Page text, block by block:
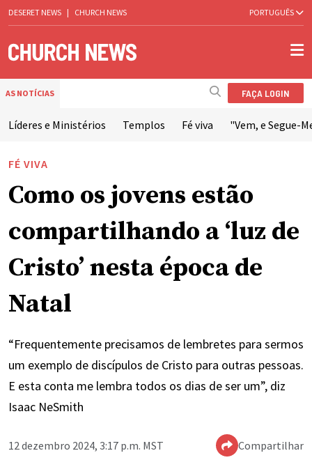
DESERET NEWS | CHURCH NEWS PORTUGUÊS
AS NOTÍCIAS FAÇA LOGIN
Líderes e Ministérios Templos Fé viva "Vem, e Segue-
FÉ VIVA
Como os jovens estão
compartilhando a ‘luz de
Cristo’ nesta época de
Natal
“Frequentemente precisamos de lembretes para sermos
um exemplo de discípulos de Cristo para outras pessoas.
E esta conta me lembra todos os dias de ser um”, diz
Isaac NeSmith
12 dezembro 2024, 3:17 p.m. MST Compartilhar